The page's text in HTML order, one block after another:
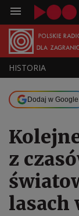
HISTORIA
Dodaj w Google
z
lasach